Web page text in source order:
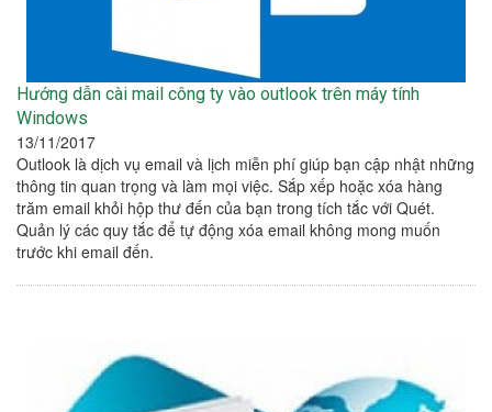
Hướng dẫn cài mail công ty vào outlook trên máy tính
Windows
13/11/2017
Outlook là dịch vụ email và lịch miễn phí giúp bạn cập nhật những
thông tin quan trọng và làm mọi việc. Sắp xếp hoặc xóa hàng
trăm email khỏi hộp thư đến của bạn trong tích tắc với Quét.
Quản lý các quy tắc để tự động xóa email không mong muốn
trước khi email đến.